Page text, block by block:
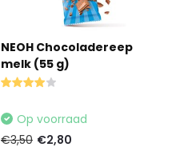
NEOH Chocoladereep
melk (55 g)
Op voorraad
€3,50 €2,80